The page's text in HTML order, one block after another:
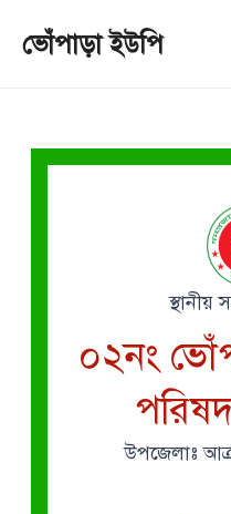
ভোঁপাড়া ইউপি
স্থানীয়
০২নং
উপজেলাঃ